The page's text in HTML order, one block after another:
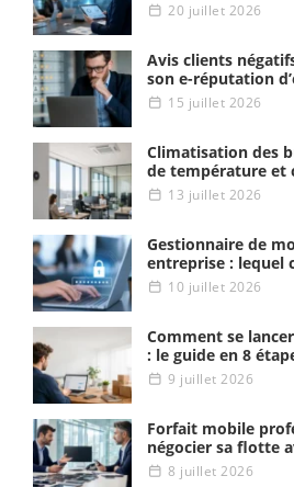
20 juillet 2026
Avis clients
son e-réputation
15 juillet 2026
Climatisation des
de température et
13 juillet 2026
Gestionnaire de
entreprise : lequel
10 juillet 2026
Comment se
: le guide en 8
9 juillet 2026
Forfait mobile
négocier sa flotte
8 juillet 2026